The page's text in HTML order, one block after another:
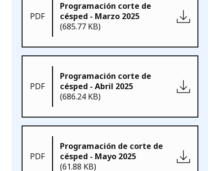
PDF
Programación corte de
césped - Marzo 2025
(685.77 KB)
PDF
Programación corte de
césped - Abril 2025
(686.24 KB)
PDF
Programación de corte de
césped - Mayo 2025
(61.88 KB)